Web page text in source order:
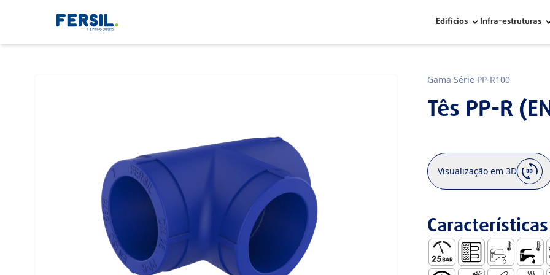
Edifícios Infra-estruturas
Gama Série PP-R100
Tês PP-R
Visualização em 3D
Características